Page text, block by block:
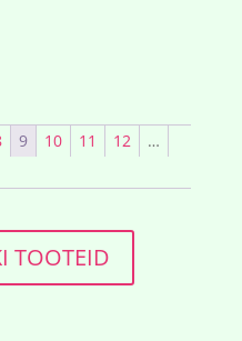
9 10 11 12
…
TOOTEID